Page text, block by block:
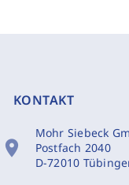
KONTAKT
location_on
Mohr Siebeck
Postfach 2040
D-72010